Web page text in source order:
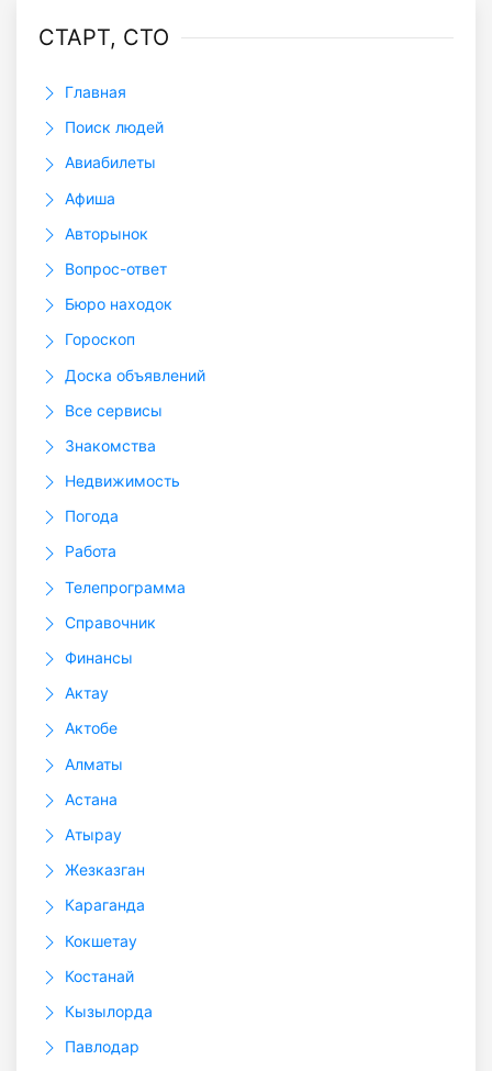
СТАРТ, СТО
Главная
Поиск людей
Авиабилеты
Афиша
Авторынок
Вопрос-ответ
Бюро находок
Гороскоп
Доска объявлений
Все сервисы
Знакомства
Недвижимость
Погода
Работа
Телепрограмма
Справочник
Финансы
Актау
Актобе
Алматы
Астана
Атырау
Жезказган
Караганда
Кокшетау
Костанай
Кызылорда
Павлодар